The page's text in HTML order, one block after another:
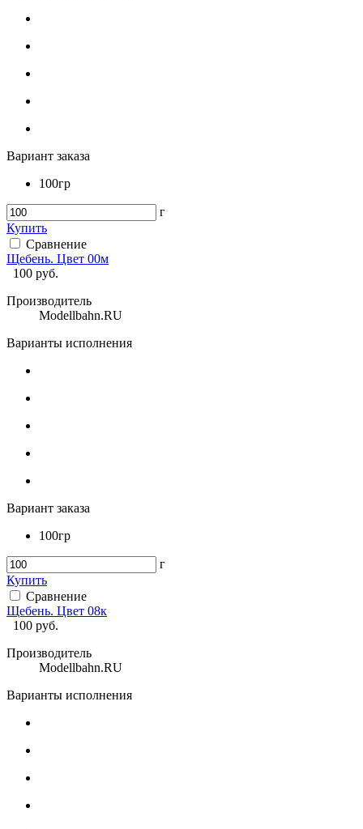
Вариант заказа
100гр
г
Купить
Сравнение
Щебень. Цвет 00м
100 руб.
Производитель
Modellbahn.RU
Варианты исполнения
Вариант заказа
100гр
г
Купить
Сравнение
Щебень. Цвет 08к
100 руб.
Производитель
Modellbahn.RU
Варианты исполнения